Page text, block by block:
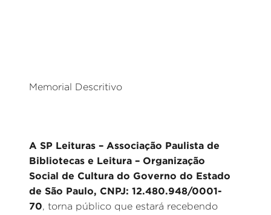
Memorial Descritivo
A SP Leituras – Associação Paulista de
Bibliotecas e Leitura – Organização
Social de Cultura do Governo do Estado
de São Paulo, CNPJ: 12.480.948/0001-
70, torna público que estará recebendo